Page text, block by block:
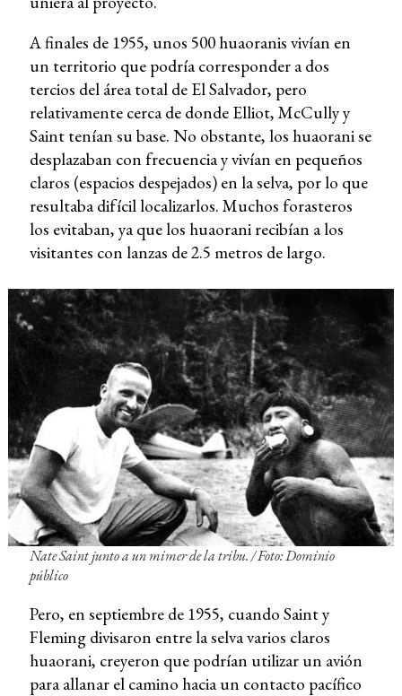
A finales de 1955, unos 500 huaoranis vivían en
un territorio que podría corresponder a dos
tercios del área total de El Salvador, pero
relativamente cerca de donde Elliot, McCully y
Saint tenían su base. No obstante, los huaorani se
desplazaban con frecuencia y vivían en pequeños
claros (espacios despejados) en la selva, por lo que
resultaba difícil localizarlos. Muchos forasteros
los evitaban, ya que los huaorani recibían a los
visitantes con lanzas de 2.5 metros de largo.
Nate Saint junto a un mimer de la tribu. / Foto: Dominio
público
Pero, en septiembre de 1955, cuando Saint y
Fleming divisaron entre la selva varios claros
huaorani, creyeron que podrían utilizar un avión
para allanar el camino hacia un contacto pacífico